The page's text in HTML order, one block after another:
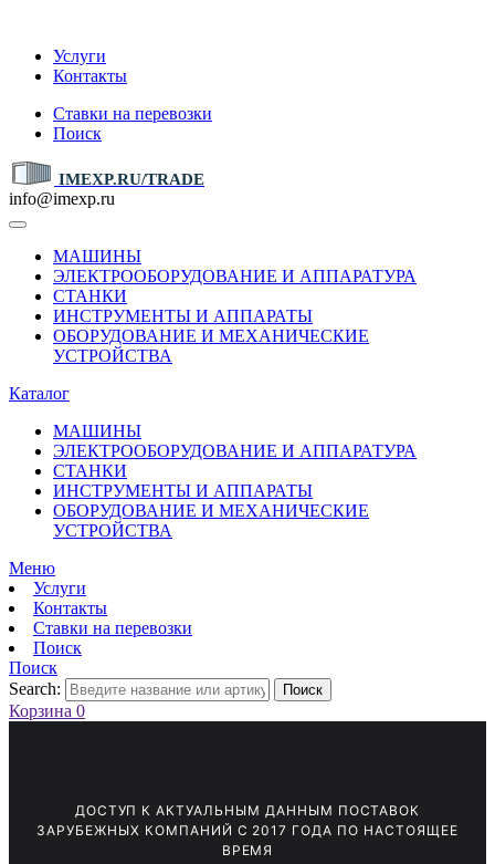
Услуги
Контакты
Ставки на перевозки
Поиск
IMEXP.RU/TRADE
info@imexp.ru
МАШИНЫ
ЭЛЕКТРООБОРУДОВАНИЕ И АППАРАТУРА
СТАНКИ
ИНСТРУМЕНТЫ И АППАРАТЫ
ОБОРУДОВАНИЕ И МЕХАНИЧЕСКИЕ
УСТРОЙСТВА
Каталог
МАШИНЫ
ЭЛЕКТРООБОРУДОВАНИЕ И АППАРАТУРА
СТАНКИ
ИНСТРУМЕНТЫ И АППАРАТЫ
ОБОРУДОВАНИЕ И МЕХАНИЧЕСКИЕ
УСТРОЙСТВА
Меню
Услуги
Контакты
Ставки на перевозки
Поиск
Поиск
Search:
Поиск
Корзина 0
ДОСТУП К АКТУАЛЬНЫМ ДАННЫМ ПОСТАВОК
ЗАРУБЕЖНЫХ КОМПАНИЙ С 2017 ГОДА ПО НАСТОЯЩЕЕ
ВРЕМЯ